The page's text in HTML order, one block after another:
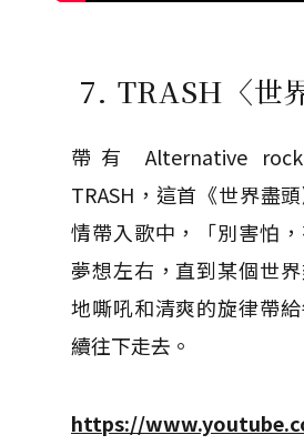
7. TRASH〈世
帶有 Alternative
TRASH，這首《世界盡
情帶入歌中，「別害怕
夢想左右，直到某個世
地嘶吼和清爽的旋律帶
續往下走去。
https://